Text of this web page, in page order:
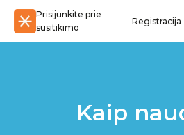
Prisijunkite prie
susitikimo
Registracija
Kaip